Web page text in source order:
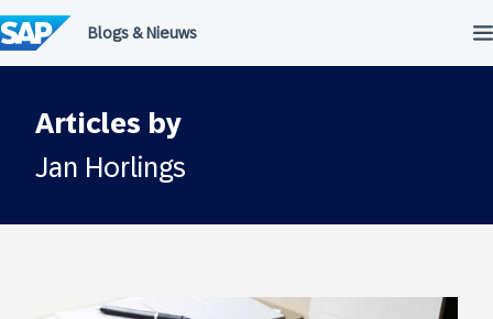
naar
de
inhoud
Articles by
Jan Horlings